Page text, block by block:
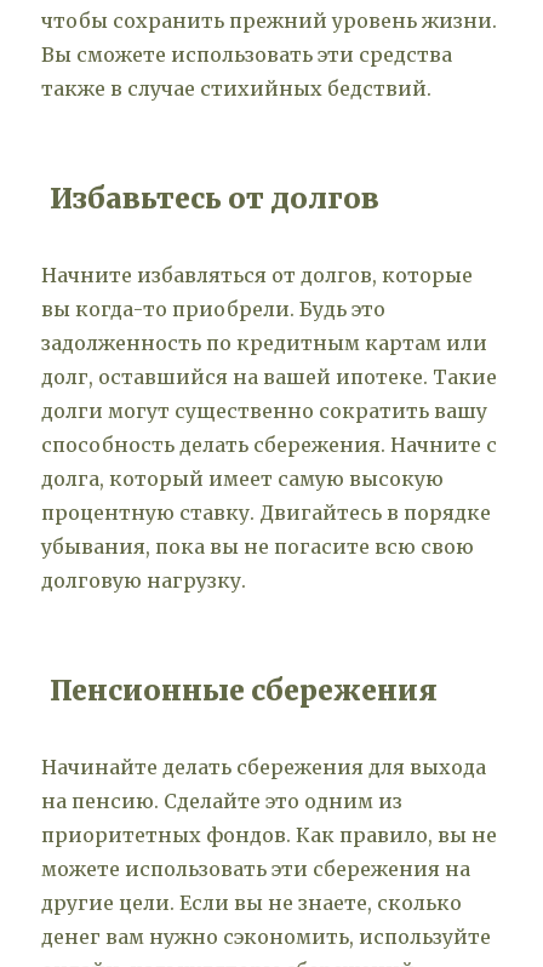
чтобы сохранить прежний уровень жизни.
Вы сможете использовать эти средства
также в случае стихийных бедствий.
Избавьтесь от долгов
Начните избавляться от долгов, которые
вы когда-то приобрели. Будь это
задолженность по кредитным картам или
долг, оставшийся на вашей ипотеке. Такие
долги могут существенно сократить вашу
способность делать сбережения. Начните с
долга, который имеет самую высокую
процентную ставку. Двигайтесь в порядке
убывания, пока вы не погасите всю свою
долговую нагрузку.
Пенсионные сбережения
Начинайте делать сбережения для выхода
на пенсию. Сделайте это одним из
приоритетных фондов. Как правило, вы не
можете использовать эти сбережения на
другие цели. Если вы не знаете, сколько
денег вам нужно сэкономить, используйте